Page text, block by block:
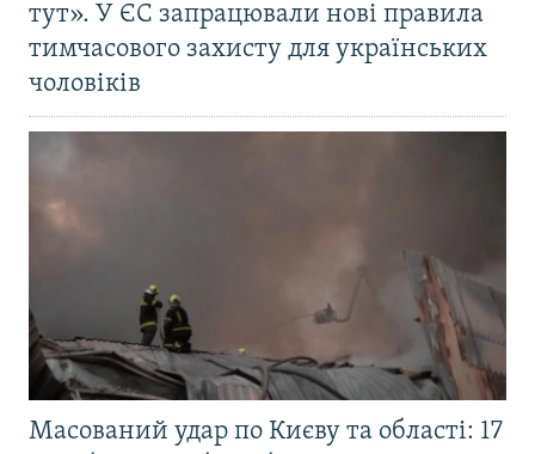
тут». У ЄС запрацювали нові правила
тимчасового захисту для українських
чоловіків
Масований удар по Києву та області: 17